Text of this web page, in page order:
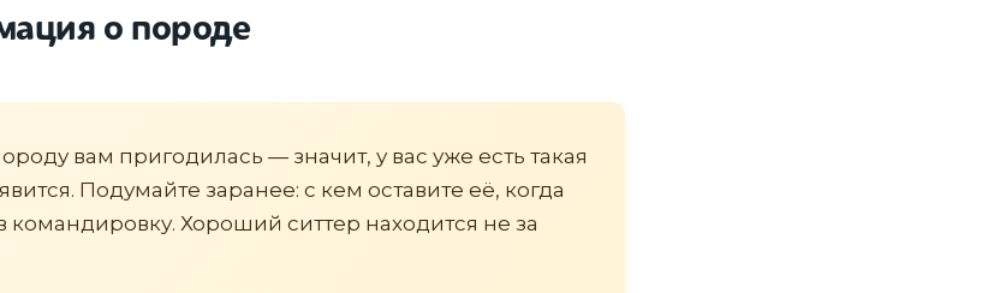
о породе
вам пригодилась — значит, у вас уже есть такая
Подумайте заранее: с кем оставите её, когда
командировку. Хороший ситтер находится не за